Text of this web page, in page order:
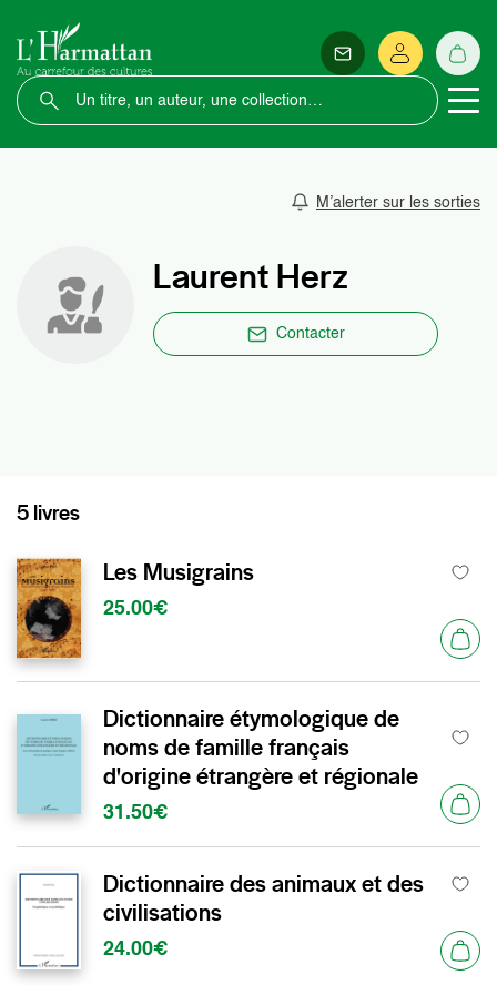
M’alerter sur les sorties
Laurent Herz
Contacter
5 livres
Les Musigrains
25.00€
Dictionnaire étymologique de
noms de famille français
d'origine étrangère et régionale
31.50€
Dictionnaire des animaux et des
civilisations
24.00€